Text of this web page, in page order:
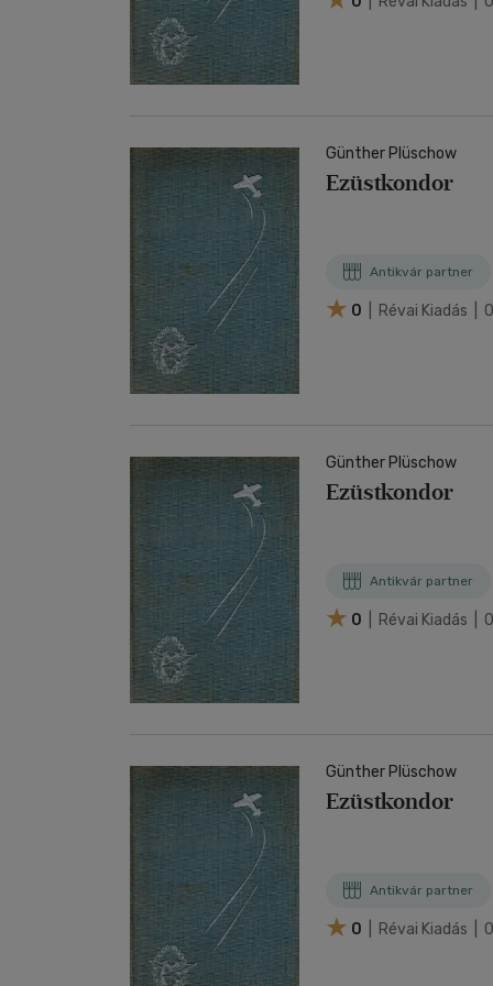
Günther Plüschow
Ezüstkondor
Antikvár partner
0 | Révai Kiadás | 0
Günther Plüschow
Ezüstkondor
Antikvár partner
0 | Révai Kiadás | 0
Günther Plüschow
Ezüstkondor
Antikvár partner
0 | Révai Kiadás | 0